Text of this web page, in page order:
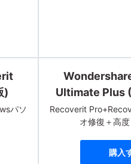
)
パソ
Ultimate Plus
Recoverit
オ修復＋高
購入